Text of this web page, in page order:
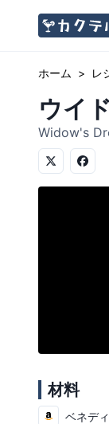
ホーム > レ
ウイ
Widow's
材料
ベネデ